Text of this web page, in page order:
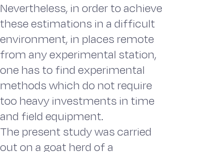
Nevertheless, in order to achieve
these estimations in a difficult
environment, in places remote
from any experimental station,
one has to find experimental
methods which do not require
too heavy investments in time
and field equipment.
The present study was carried
out on a goat herd of a